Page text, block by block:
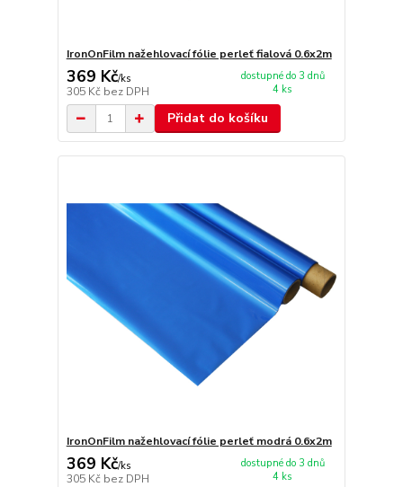
IronOnFilm nažehlovací fólie perleť fialová 0.6x2m
369 Kč/ks
305 Kč bez DPH
dostupné do 3 dnů
4 ks
Přidat do košíku
IronOnFilm nažehlovací fólie perleť modrá 0.6x2m
369 Kč/ks
305 Kč bez DPH
dostupné do 3 dnů
4 ks